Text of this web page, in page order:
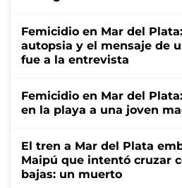
Femicidio en Mar del
autopsia y el mensaje de
fue a la entrevista
Femicidio en Mar del
en la playa a una joven
El tren a Mar del Plata
Maipú que intentó cruzar
bajas: un muerto